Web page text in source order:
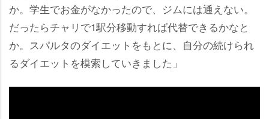
か。学生でお金がなかったので、ジムには通えない。
だったらチャリで1駅分移動すれば代替できるかなと
か。スパルタのダイエットをもとに、自分の続けられ
るダイエットを模索していきました」